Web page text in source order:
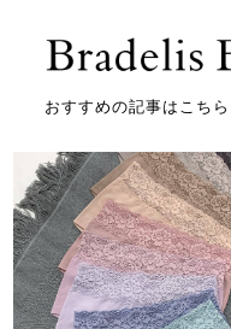
おすすめの記事はこちら